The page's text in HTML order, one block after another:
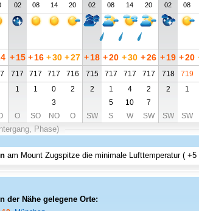
02 08 14 20 02 08 14 20 02 08
+ 15 + 16 +30 +27 +18 +20 +30 +26 +19 +20
717 717 717 716 715 717 717 717 718 719
1 1 0 2 2 1 4 2 2 1
3 5 10 7
O SO NO O SW S W SW SW SW
Phase)
am Mount Zugspitzedie minimale Lufttemperatur (+5
der Nähe gelegene Orte: